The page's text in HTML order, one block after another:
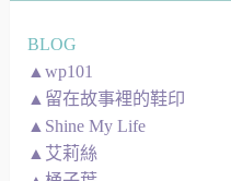
BLOG
▲wp101
▲留在故事裡的鞋印
▲Shine My Life
▲艾莉絲